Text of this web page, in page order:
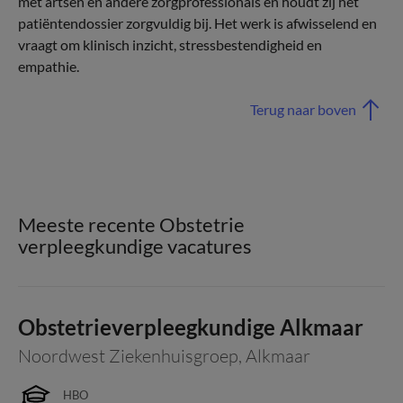
patiëntendossier zorgvuldig bij. Het werk is afwisselend en
vraagt om klinisch inzicht, stressbestendigheid en
empathie.
Terug naar boven
Meeste recente Obstetrie
verpleegkundige vacatures
Obstetrieverpleegkundige Alkmaar
Noordwest Ziekenhuisgroep, Alkmaar
HBO